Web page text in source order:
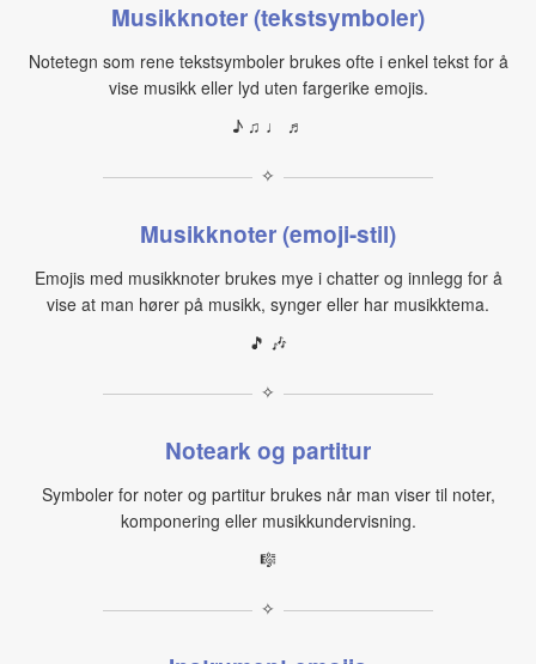
Musikknoter (tekstsymboler)
Notetegn som rene tekstsymboler brukes ofte i enkel tekst for å
vise musikk eller lyd uten fargerike emojis.
♪ ♫ ♩ ♬
✧
Musikknoter (emoji-stil)
Emojis med musikknoter brukes mye i chatter og innlegg for å
vise at man hører på musikk, synger eller har musikktema.
🎵 🎶
✧
Noteark og partitur
Symboler for noter og partitur brukes når man viser til noter,
komponering eller musikkundervisning.
🎼
✧